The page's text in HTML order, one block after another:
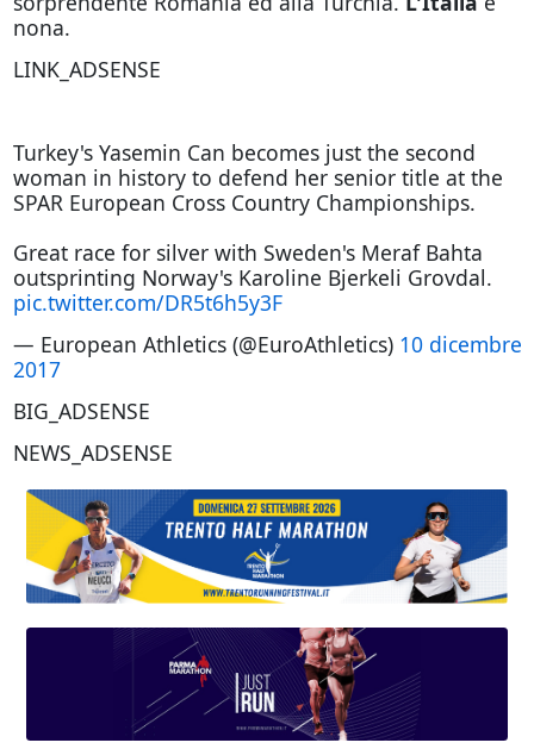
nona.
LINK_ADSENSE
Turkey's Yasemin Can becomes just the second
woman in history to defend her senior title at the
SPAR European Cross Country Championships.
Great race for silver with Sweden's Meraf Bahta
outsprinting Norway's Karoline Bjerkeli Grovdal.
pic.twitter.com/DR5t6h5y3F
— European Athletics (@EuroAthletics) 10 dicembre
2017
BIG_ADSENSE
NEWS_ADSENSE